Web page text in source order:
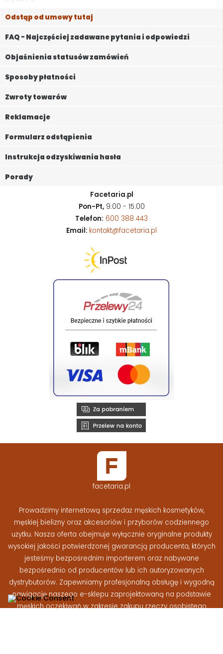
Odstąp od umowy tutaj
FAQ - Najczęściej zadawane pytania i odpowiedzi
Objaśnienia statusów zamówień
Sposoby płatności
Zwroty towarów
Reklamacje
Formularz odstąpienia
Instrukcja odzyskiwania hasła
Porady
Facetaria.pl
Pon-Pt,9:00 - 15:00
Telefon: 600 388 443
Email: kontakt@facetaria.pl
facetaria.pl
Prowadzimy internetową sprzedaż męskich kosmetyków,
męskiej bielizny oraz akcesoriów i przyborów codziennego
użytku. Nasza oferta obejmuje wyłącznie oryginalne produkty
wysokiej jakości potwierdzonej gwarancją producenta, których
jesteśmy bezpośrednim importerem oraz nabywane
bezpośrednio od producentów lub ich autoryzowanych
dystrybutorów. Zapewniamy profesjonalną obsługę i wygodną
nawigację naszego e-sklepu zaprojektowaną na podstawie
męskich oczekiwań w zakresie zakupu rzeczy osobistego